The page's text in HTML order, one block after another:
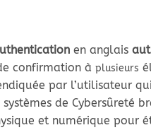
en anglais
confirmation à plusieurs
par l’utilisateur
systèmes de Cybersûreté
et numérique pour